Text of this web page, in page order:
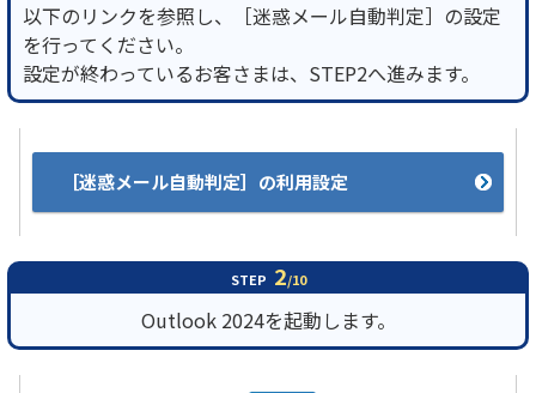
お問い合わせ
履歴・お気に入り
お知らせ サポートサイトの使い方
NTTドコモビジネスのお客さ
工事・故障情報通知
OCN サービス一覧
以下のリンクを参照し、［迷惑メール自動判定］の設定
を行ってください。
設定が終わっているお客さまは、STEP2へ進みます。
［迷惑メール自動判定］の利用設定
STEP 2/10
Outlook 2024を起動します。